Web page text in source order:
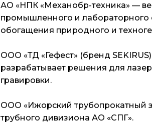
АО «НПК «Механобр-техника» —
промышленного и лабораторного
обогащения природного и
ООО «ТД «Гефест» (бренд
разрабатывает решения для
гравировки.
ООО «Ижорский трубопрокатный
трубного дивизиона АО «СПГ».